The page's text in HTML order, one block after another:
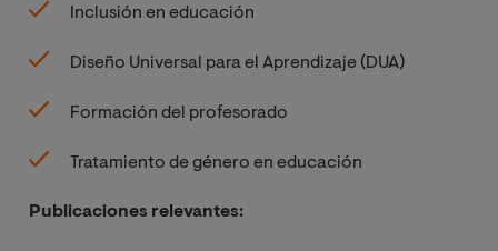
Inclusión en educación
Diseño Universal para el Aprendizaje (DUA)
Formación del profesorado
Tratamiento de género en educación
Publicaciones relevantes: